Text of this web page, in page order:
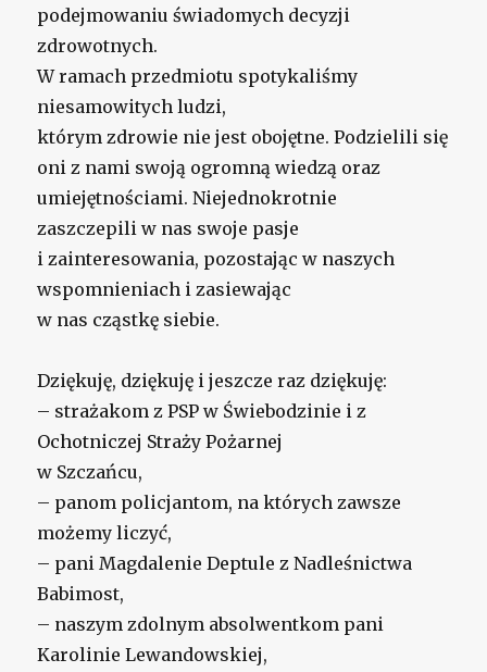
podejmowaniu świadomych decyzji
zdrowotnych.
W ramach przedmiotu spotykaliśmy
niesamowitych ludzi,
którym zdrowie nie jest obojętne. Podzielili się
oni z nami swoją ogromną wiedzą oraz
umiejętnościami. Niejednokrotnie
zaszczepili w nas swoje pasje
i zainteresowania, pozostając w naszych
wspomnieniach i zasiewając
w nas cząstkę siebie.
Dziękuję, dziękuję i jeszcze raz dziękuję:
– strażakom z PSP w Świebodzinie i z
Ochotniczej Straży Pożarnej
w Szczańcu,
– panom policjantom, na których zawsze
możemy liczyć,
– pani Magdalenie Deptule z Nadleśnictwa
Babimost,
– naszym zdolnym absolwentkom pani
Karolinie Lewandowskiej,